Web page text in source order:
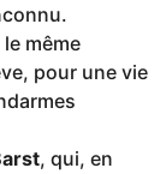
même
pour une vie
, qui, en